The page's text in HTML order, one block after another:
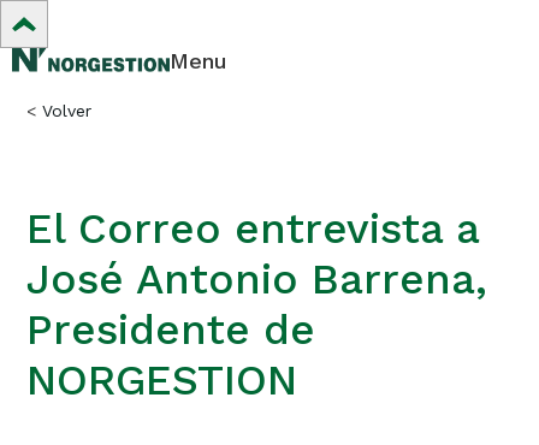
Menu
< Volver
El Correo entrevista a
José Antonio Barrena,
Presidente de
NORGESTION